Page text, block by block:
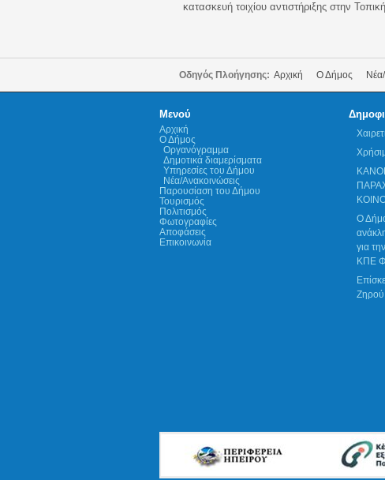
κατασκευή τοιχίου αντιστήριξης στην
Οδηγός Πλοήγησης: Αρχική Ο Δήμος
Μενού
Αρχική
Ο Δήμος
Οργανόγραμμα
Δημοτικά διαμερίσματα
Υπηρεσίες του Δήμου
Νέα/Ανακοινώσεις
Παρουσίαση του Δήμου
Τουρισμός
Πολιτισμός
Φωτογραφίες
Αποφάσεις
Επικοινωνία
Ο
για
ΚΠΕ
Ζηρού